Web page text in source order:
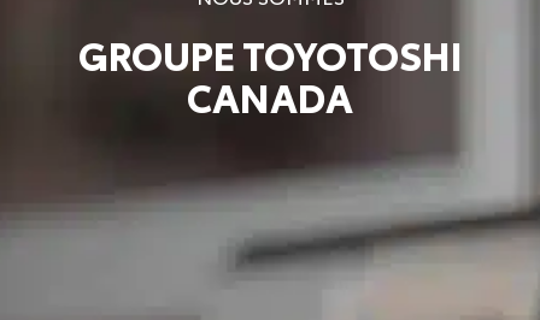
GROUPE TOYOTOSHI
CANADA